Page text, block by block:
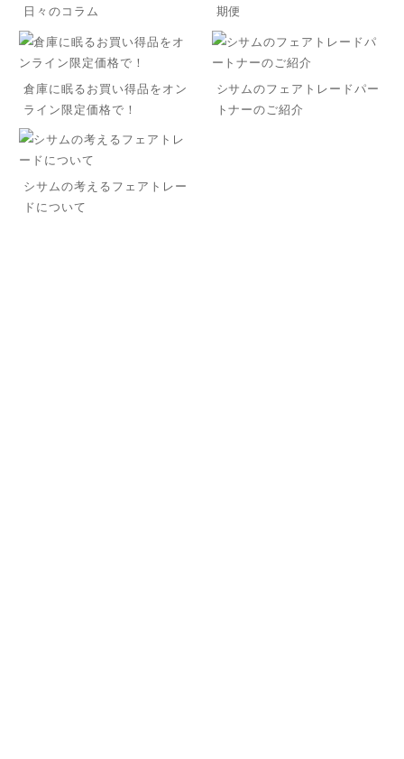
日々のコラム
期便
倉庫に眠るお買い得品をオン
ライン限定価格で！
シサムのフェアトレードパー
トナーのご紹介
シサムの考えるフェアトレー
ドについて